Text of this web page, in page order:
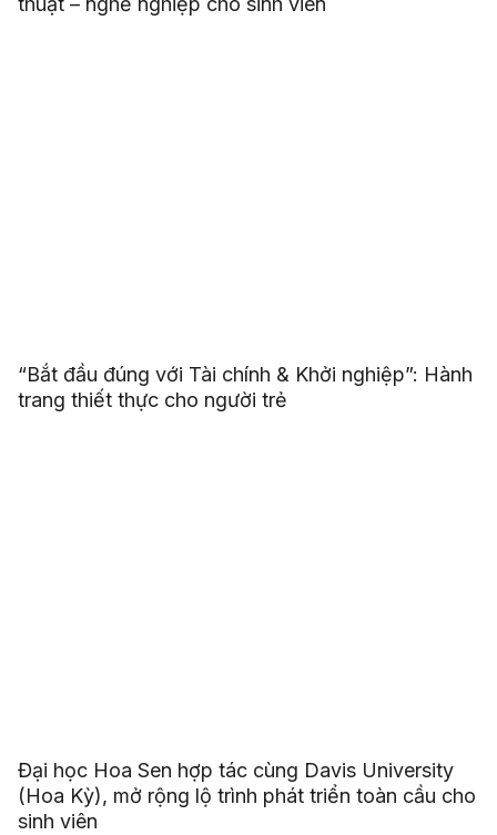
“Bắt đầu đúng với Tài chính & Khởi nghiệp”: Hành
trang thiết thực cho người trẻ
Đại học Hoa Sen hợp tác cùng Davis University
(Hoa Kỳ), mở rộng lộ trình phát triển toàn cầu cho
sinh viên